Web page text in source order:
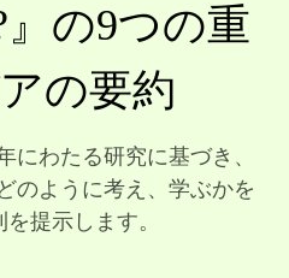
』の9つの重
の要約
にわたる研究に基づき、
のように考え、学ぶかを
提示します。